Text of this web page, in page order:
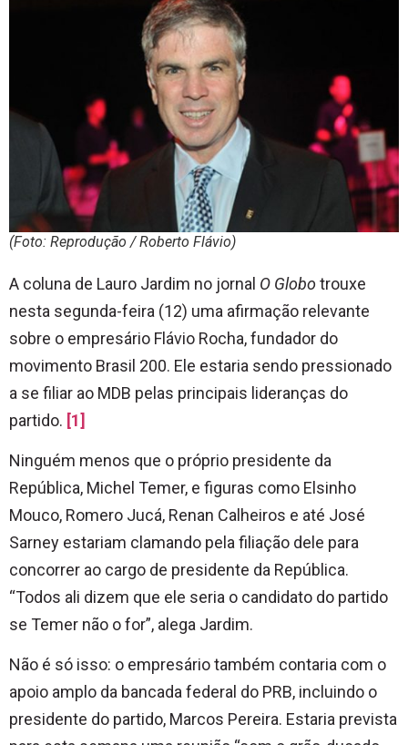
(Foto: Reprodução / Roberto Flávio)
A coluna de Lauro Jardim no jornal O Globotrouxe
nesta segunda-feira (12) uma afirmação relevante
sobre o empresário Flávio Rocha, fundador do
movimento Brasil 200. Ele estaria sendo pressionado
a se filiar ao MDB pelas principais lideranças do
partido. [1]
Ninguém menos que o próprio presidente da
República, Michel Temer, e figuras como Elsinho
Mouco, Romero Jucá, Renan Calheiros e até José
Sarney estariam clamando pela filiação dele para
concorrer ao cargo de presidente da República.
“Todos ali dizem que ele seria o candidato do partido
se Temer não o for”, alega Jardim.
Não é só isso: o empresário também contaria com o
apoio amplo da bancada federal do PRB, incluindo o
presidente do partido, Marcos Pereira. Estaria prevista